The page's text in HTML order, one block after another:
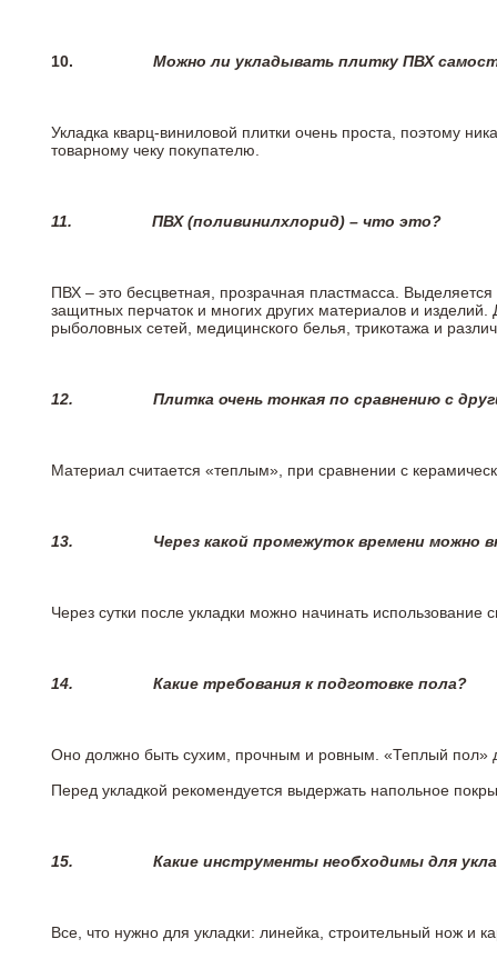
10. Можно ли укладывать плитку ПВХ
Укладка кварц-виниловой плитки очень проста, поэтому
товарному чеку покупателю.
11. ПВХ (поливинилхлорид) – что это?
ПВХ – это бесцветная, прозрачная пластмасса.
защитных перчаток и многих других материалов и
рыболовных сетей, медицинского белья, трикотажа и
12. Плитка очень тонкая по сравнению с
Материал считается «теплым», при сравнении с
13. Через какой промежуток времени можно
Через сутки после укладки можно начинать
14. Какие требования к подготовке пола?
Оно должно быть сухим, прочным и ровным. «Теплый пол»
Перед укладкой рекомендуется выдержать напольное
15. Какие инструменты необходимы для
Все, что нужно для укладки: линейка, строительный нож и